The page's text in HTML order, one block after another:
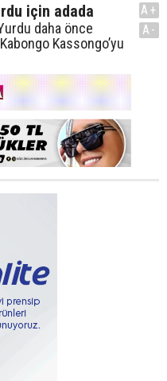
için adada
daha önce
Kassongo’yu
A+
A-